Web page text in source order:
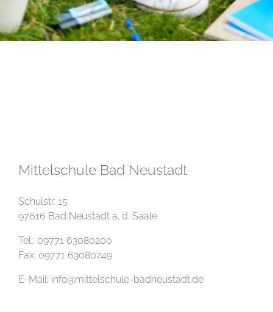
Mittelschule Bad Neustadt
Schulstr. 15
97616 Bad Neustadt a. d. Saale
Tel.: 09771 63080200
Fax: 09771 63080249
E-Mail: info@mittelschule-badneustadt.de